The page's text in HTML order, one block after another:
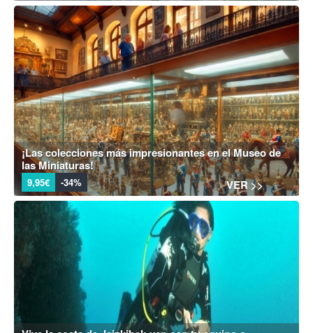
¡Las colecciones más impresionantes en el Museo de
las Miniaturas!
9,95€ -34% VER >>